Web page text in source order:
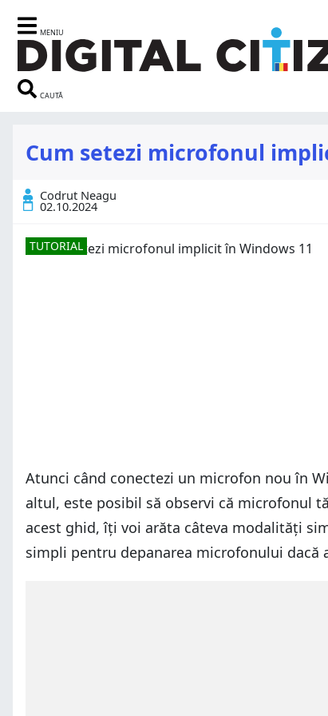
MENIU
CAUTĂ
Cum setezi microfonul
Codrut Neagu
02.10.2024
TUTORIAL
Atunci când conectezi un microfon nou în
altul, este posibil să observi că microfonul
acest ghid, îți voi arăta câteva modalități
simpli pentru depanarea microfonului dacă